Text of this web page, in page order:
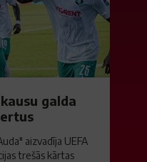
galda
aizvadīja UEFA
trešās kārtas